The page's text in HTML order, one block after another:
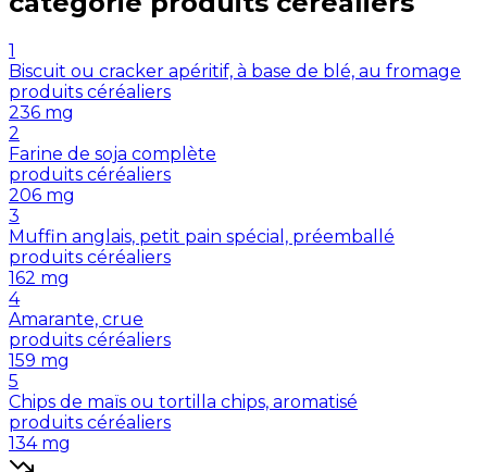
1
Biscuit ou cracker apéritif, à base de blé, au fromage
produits céréaliers
236 mg
2
Farine de soja complète
produits céréaliers
206 mg
3
Muffin anglais, petit pain spécial, préemballé
produits céréaliers
162 mg
4
Amarante, crue
produits céréaliers
159 mg
5
Chips de maïs ou tortilla chips, aromatisé
produits céréaliers
134 mg